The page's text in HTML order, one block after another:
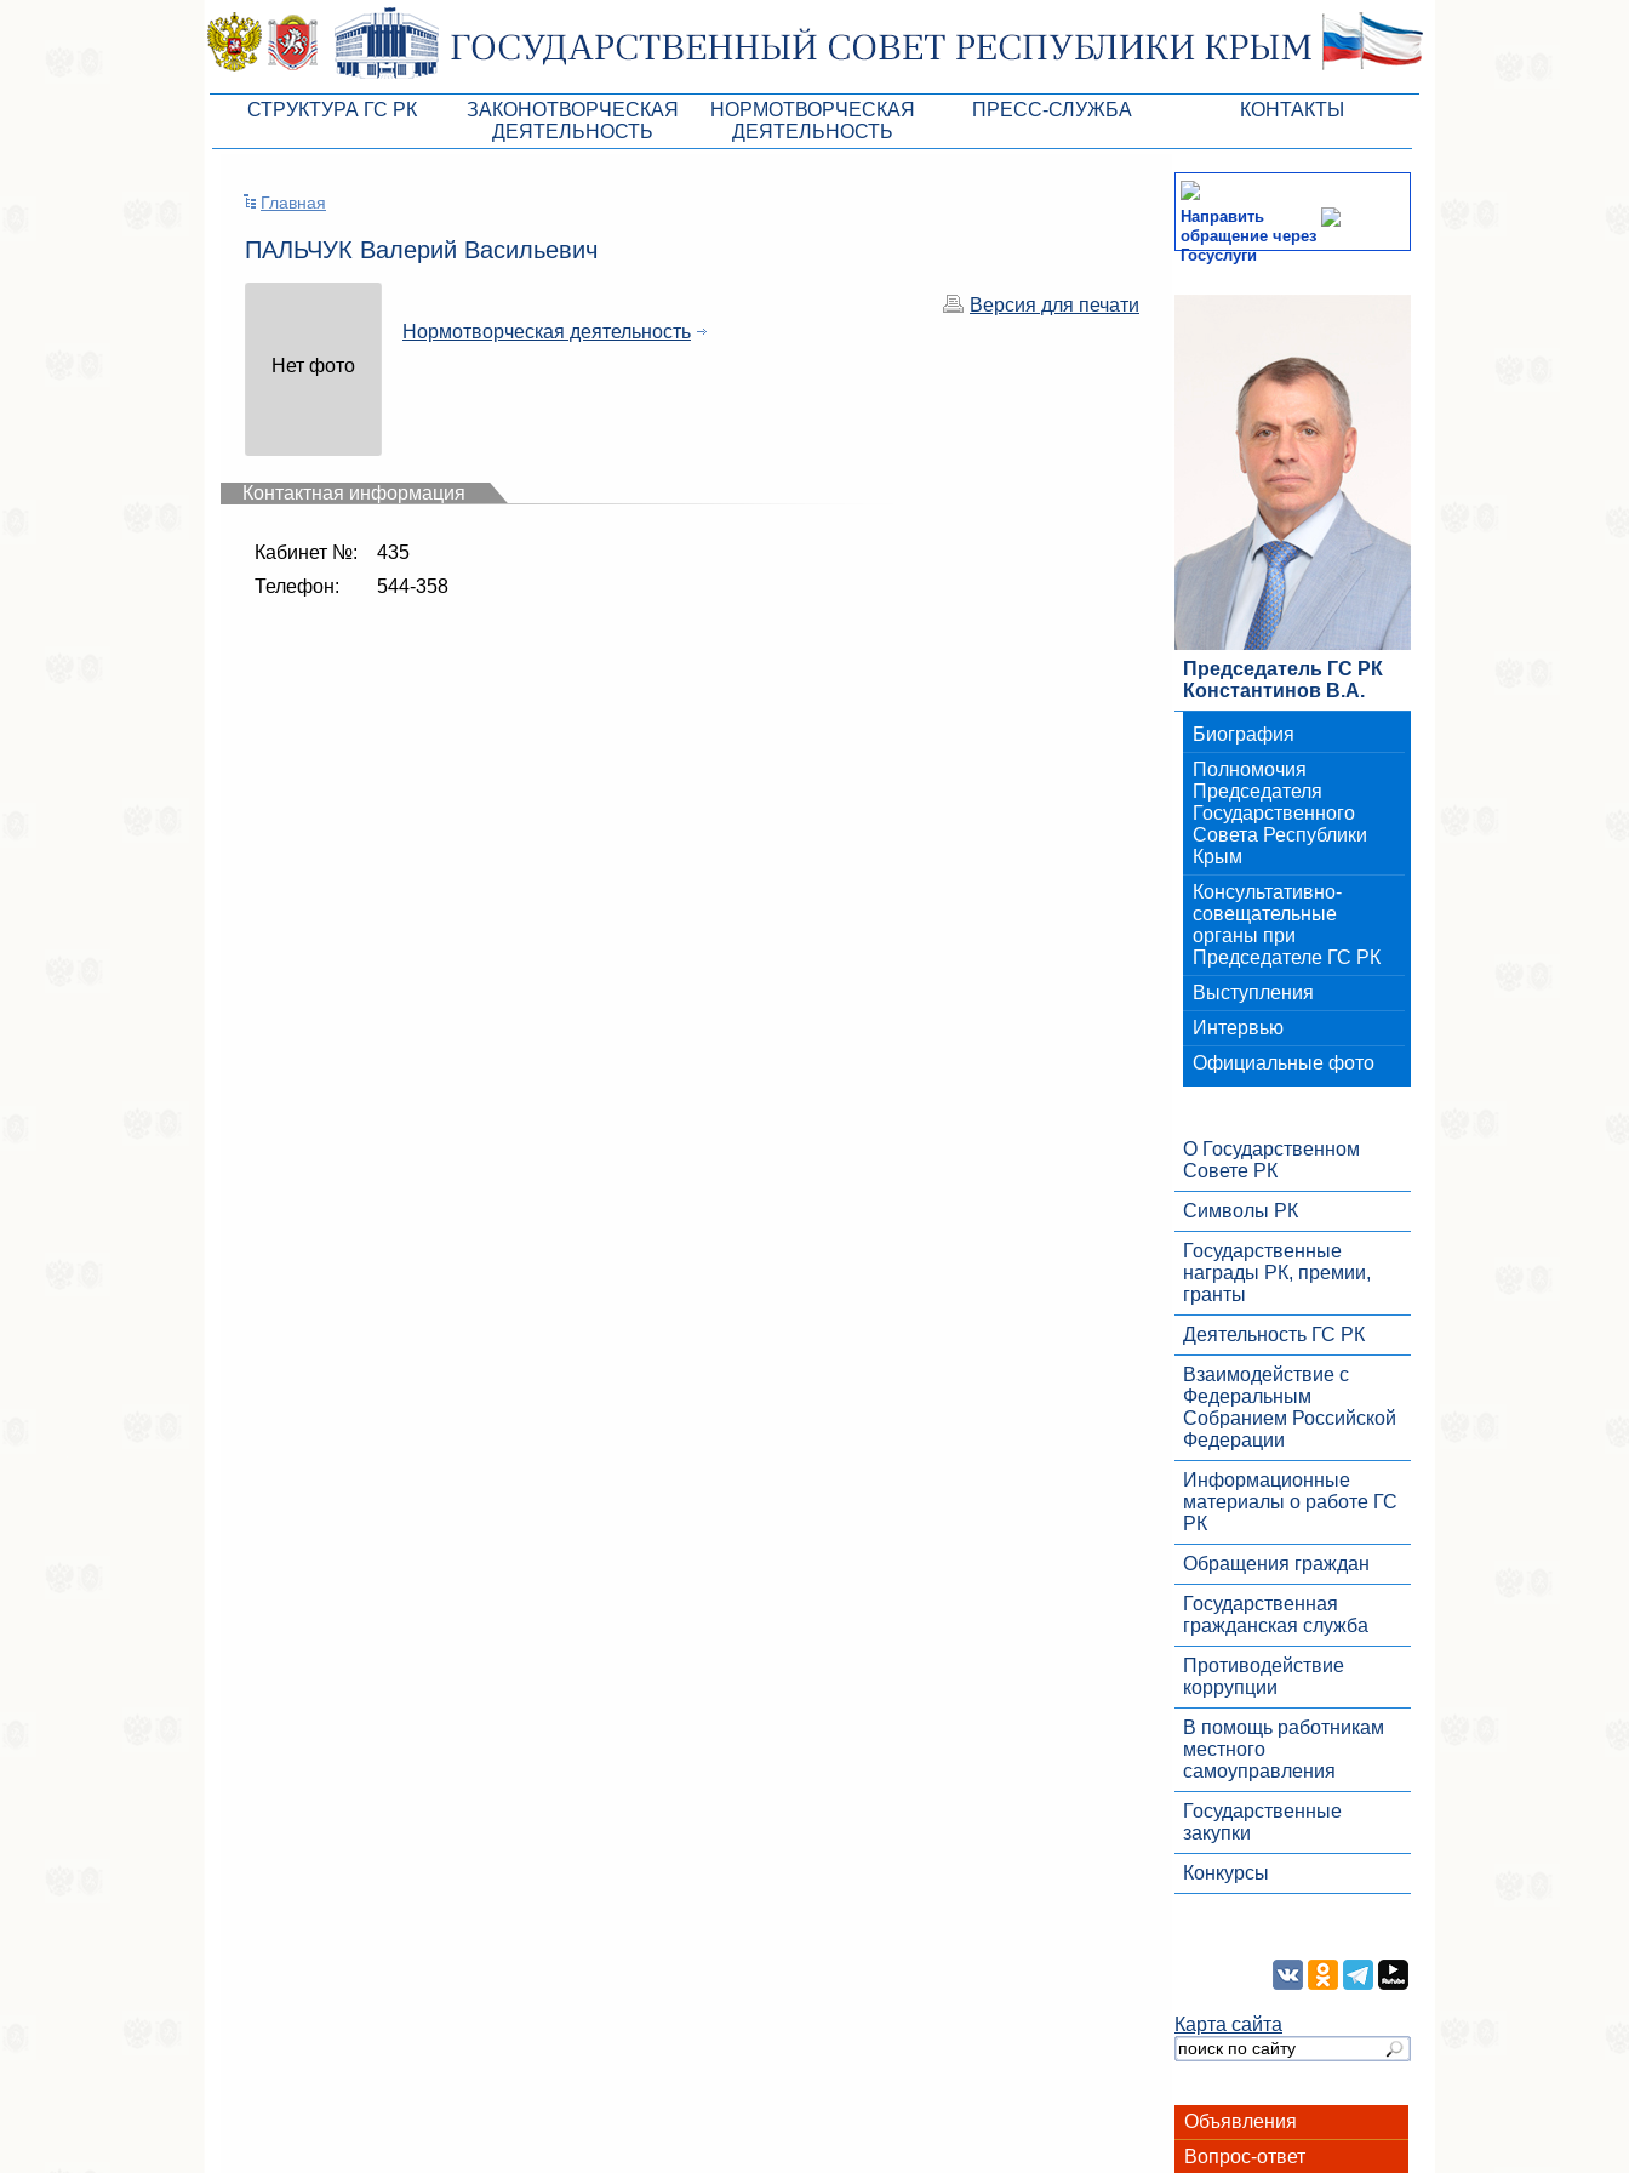
СТРУКТУРА ГС РК
Президиум ГС РК
Депутатский корпус
Депутатские фракции ГС РК
Аппарат ГС РК
Поиск депутата по округу
ЗАКОНОТВОРЧЕСКАЯ
ДЕЯТЕЛЬНОСТЬ
Законы
Независимая антикоррупционная экспертиза
НОРМОТВОРЧЕСКАЯ
ДЕЯТЕЛЬНОСТЬ
Проекты нормативных правовых и иных актов ГС
ПРЕСС-СЛУЖБА
Аккредитация СМИ
КОНТАКТЫ
Главная
ПАЛЬЧУК Валерий Васильевич
Нет фото
Версия для печати
Нормотворческая деятельность
Контактная информация
Кабинет №:
435
Телефон:
544-358
Направить
обращение через
Госуслуги
Председатель ГС РК
Константинов В.А.
Биография
Полномочия
Председателя
Государственного
Совета Республики
Крым
Консультативно-
совещательные
органы при
Председателе ГС РК
Выступления
Интервью
Официальные фото
О Государственном
Совете РК
Символы РК
Государственные
награды РК, премии,
гранты
Деятельность ГС РК
Взаимодействие с
Федеральным
Собранием Российской
Федерации
Информационные
материалы о работе ГС
РК
Обращения граждан
Государственная
гражданская служба
Противодействие
коррупции
В помощь работникам
местного
самоуправления
Государственные
закупки
Конкурсы
Карта сайта
Объявления
Вопрос-ответ